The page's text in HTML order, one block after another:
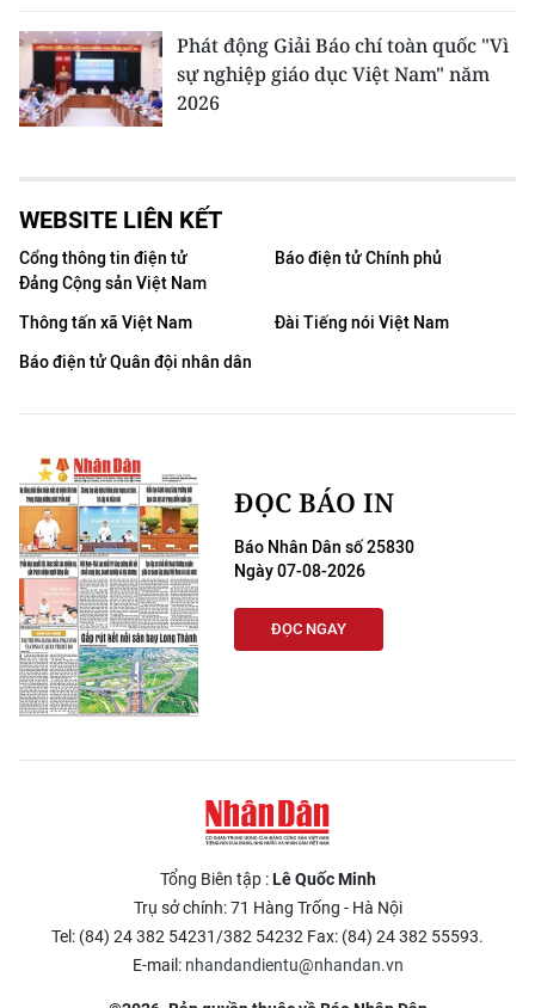
Phát động Giải Báo chí toàn quốc "Vì
sự nghiệp giáo dục Việt Nam" năm
2026
WEBSITE LIÊN KẾT
Cổng thông tin điện tử
Đảng Cộng sản Việt Nam
Báo điện tử Chính phủ
Thông tấn xã Việt Nam
Đài Tiếng nói Việt Nam
Báo điện tử Quân đội nhân dân
ĐỌC BÁO IN
Báo Nhân Dân số 25830
Ngày 07-08-2026
ĐỌC NGAY
Tổng Biên tập :Lê Quốc Minh
Trụ sở chính: 71 Hàng Trống - Hà Nội
Tel: (84) 24 382 54231/382 54232 Fax: (84) 24 382 55593.
E-mail: nhandandientu@nhandan.vn